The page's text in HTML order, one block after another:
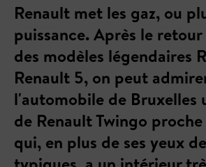
Renault met les gaz, ou
puissance. Après le
des modèles légendaires
Renault 5, on peut
l'automobile de Bruxelles
de Renault Twingo
qui, en plus de ses yeux